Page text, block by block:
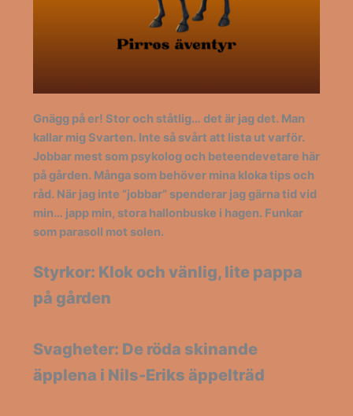
Gnägg på er! Stor och ståtlig… det är jag det. Man
kallar mig Svarten. Inte så svårt att lista ut varför.
Jobbar mest som psykolog och beteendevetare här
på gården. Många som behöver mina kloka tips och
råd. När jag inte ”jobbar” spenderar jag gärna tid vid
min… japp min, stora hallonbuske i hagen. Funkar
som parasoll mot solen.
Styrkor: Klok och vänlig, lite pappa
på gården
Svagheter: De röda skinande
äpplena i Nils-Eriks äppelträd